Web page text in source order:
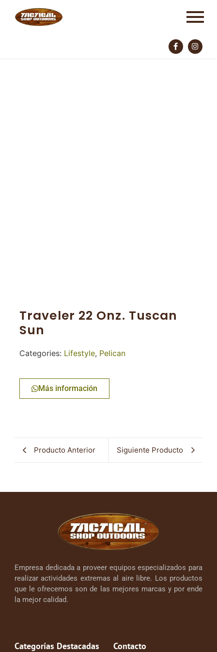
Traveler 22 Onz. Tuscan
Sun
Categories: Lifestyle, Pelican
Más información
Producto Anterior Siguiente Producto
Empresa dedicada a proveer equipos especializados para
realizar actividades extremas al aire libre. Los productos
que le ofrecemos son de las mejores marcas y por ende
la mejor calidad.
Categorías Destacadas Contacto